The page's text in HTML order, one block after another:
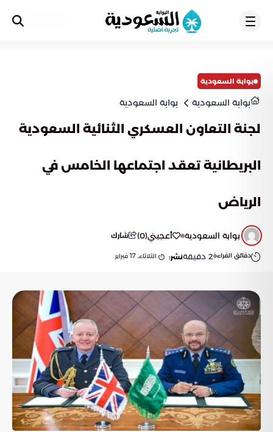
بوابة السعودية
بوابة السعودية بوابة السعودية
لجنة التعاون العسكري الثنائية السعودية
البريطانية تعقد اجتماعها الخامس في
الرياض
بوابة السعودية أعجبني(
0
) شارك
دقائق القراءة2 دقيقةنشر: الثلاثاء, 17 فبراير